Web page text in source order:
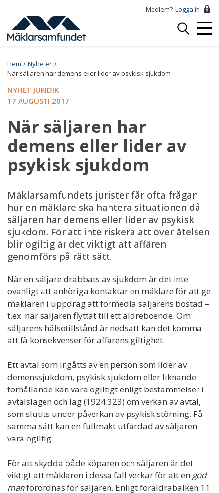
huvudinnehåll
Medlem? Logga in
Logga
Breadcrumb
Hem
Nyheter
När säljaren har demens eller lider av psykisk sjukdom
NYHET JURIDIK
17 AUGUSTI 2017
När säljaren har
demens eller lider av
psykisk sjukdom
Mäklarsamfundets jurister får ofta frågan
hur en mäklare ska hantera situationen då
säljaren har demens eller lider av psykisk
sjukdom. För att inte riskera att överlåtelsen
blir ogiltig är det viktigt att affären
genomförs på rätt sätt.
När en säljare drabbats av sjukdom är det inte
ovanligt att anhöriga kontaktar en mäklare för att ge
mäklaren i uppdrag att förmedla säljarens bostad –
t.ex. när säljaren flyttat till ett äldreboende. Om
säljarens hälsotillstånd är nedsatt kan det komma
att få konsekvenser för affärens giltighet.
Ett avtal som ingåtts av en person som lider av
demenssjukdom, psykisk sjukdom eller liknande
förhållande kan vara ogiltigt enligt bestämmelser i
avtalslagen och lag (1924:323) om verkan av avtal,
som slutits under påverkan av psykisk störning. På
samma sätt kan en fullmakt utfärdad av säljaren
vara ogiltig.
För att skydda både köparen och säljaren är det
viktigt att mäklaren i dessa fall verkar för att en god
manförordnas för säljaren. Enligt föräldrabalken 11